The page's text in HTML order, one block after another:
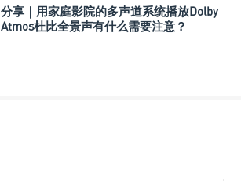
分享｜用家庭影院的多声道系统播放Dolby
Atmos杜比全景声有什么需要注意？